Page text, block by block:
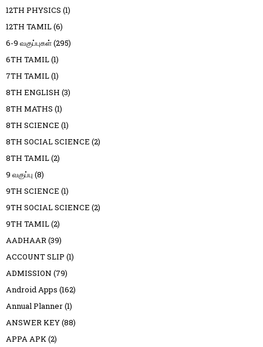
12TH PHYSICS (1)
12TH TAMIL(6)
6-9 வகுப்புகள்(295)
6TH TAMIL(1)
7TH TAMIL(1)
8TH ENGLISH (3)
8TH MATHS (1)
8TH SCIENCE (1)
8TH SOCIAL SCIENCE (2)
8TH TAMIL(2)
9 வகுப்பு (8)
9TH SCIENCE (1)
9TH SOCIAL SCIENCE (2)
9TH TAMIL(2)
AADHAAR(39)
ACCOUNT SLIP (1)
ADMISSION (79)
Android Apps (162)
Annual Planner(1)
ANSWER KEY(88)
APPA APK(2)